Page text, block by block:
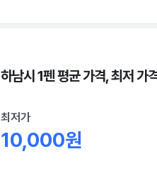
하남시 1펜 평균 가격, 최저
최저가
10,000원